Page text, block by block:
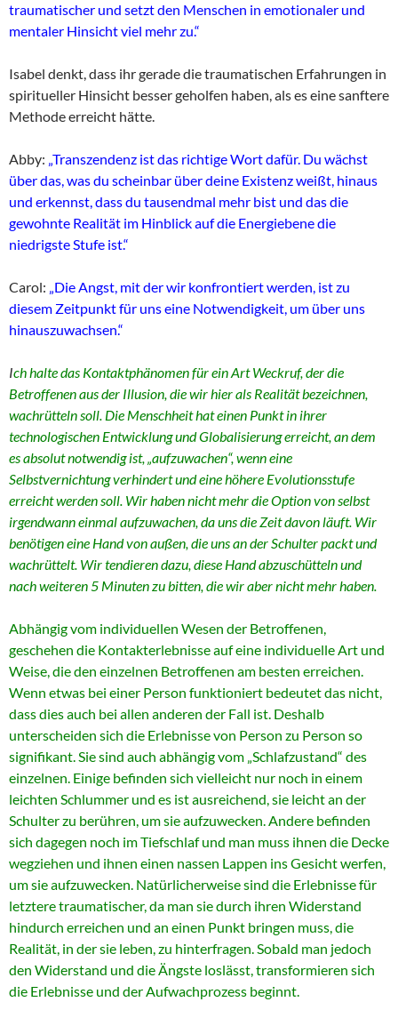
traumatischer und setzt den Menschen in emotionaler und
mentaler Hinsicht viel mehr zu.“
Isabel denkt, dass ihr gerade die traumatischen Erfahrungen in
spiritueller Hinsicht besser geholfen haben, als es eine sanftere
Methode erreicht hätte.
Abby: „Transzendenz ist das richtige Wort dafür. Du wächst
über das, was du scheinbar über deine Existenz weißt, hinaus
und erkennst, dass du tausendmal mehr bist und das die
gewohnte Realität im Hinblick auf die Energiebene die
niedrigste Stufe ist.“
Carol: „Die Angst, mit der wir konfrontiert werden, ist zu
diesem Zeitpunkt für uns eine Notwendigkeit, um über uns
hinauszuwachsen.“
Ich halte das Kontaktphänomen für ein Art Weckruf, der die
Betroffenen aus der Illusion, die wir hier als Realität bezeichnen,
wachrütteln soll. Die Menschheit hat einen Punkt in ihrer
technologischen Entwicklung und Globalisierung erreicht, an dem
es absolut notwendig ist, „aufzuwachen“, wenn eine
Selbstvernichtung verhindert und eine höhere Evolutionsstufe
erreicht werden soll. Wir haben nicht mehr die Option von selbst
irgendwann einmal aufzuwachen, da uns die Zeit davon läuft. Wir
benötigen eine Hand von außen, die uns an der Schulter packt und
wachrüttelt. Wir tendieren dazu, diese Hand abzuschütteln und
nach weiteren 5 Minuten zu bitten, die wir aber nicht mehr haben.
Abhängig vom individuellen Wesen der Betroffenen,
geschehen die Kontakterlebnisse auf eine individuelle Art und
Weise, die den einzelnen Betroffenen am besten erreichen.
Wenn etwas bei einer Person funktioniert bedeutet das nicht,
dass dies auch bei allen anderen der Fall ist. Deshalb
unterscheiden sich die Erlebnisse von Person zu Person so
signifikant. Sie sind auch abhängig vom „Schlafzustand“ des
einzelnen. Einige befinden sich vielleicht nur noch in einem
leichten Schlummer und es ist ausreichend, sie leicht an der
Schulter zu berühren, um sie aufzuwecken. Andere befinden
sich dagegen noch im Tiefschlaf und man muss ihnen die Decke
wegziehen und ihnen einen nassen Lappen ins Gesicht werfen,
um sie aufzuwecken. Natürlicherweise sind die Erlebnisse für
letztere traumatischer, da man sie durch ihren Widerstand
hindurch erreichen und an einen Punkt bringen muss, die
Realität, in der sie leben, zu hinterfragen. Sobald man jedoch
den Widerstand und die Ängste loslässt, transformieren sich
die Erlebnisse und der Aufwachprozess beginnt.